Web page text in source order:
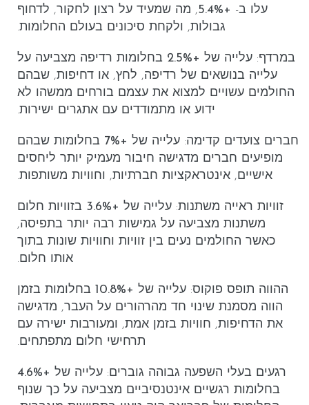
עלו ב- +5.4%
, מה שמעיד על רצון לחקור, לדחוף
גבולות, ולקחת סיכונים בעולם החלומות.
במרדף: עלייה של +2.5%
בחלומות רדיפה מצביעה על
עלייה בנושאים של רדיפה, לחץ, או דחיפות, שבהם
החולמים עשויים למצוא את עצמם בורחים ממשהו לא
ידוע או מתמודדים עם אתגרים ישירות.
חברים צועדים קדימה: עלייה של +7%
בחלומות שבהם
מופיעים חברים מדגישה חיבור מעמיק יותר ליחסים
אישיים, אינטראקציות חברתיות, וחוויות משותפות.
זוויות ראייה משתנות: עלייה של +3.6%
בזוויות חלום
משתנות מצביעה על גמישות רבה יותר בתפיסה,
כאשר החולמים נעים בין זוויות וחוויות שונות בתוך
אותו חלום.
ההווה תופס פוקוס: עלייה של +10.8%
בחלומות בזמן
הווה מסמנת שינוי חד מהרהורים על העבר, מדגישה
את הדחיפות, חוויות בזמן אמת, ומעורבות ישירה עם
תרחישי חלום מתפתחים.
רגעים בעלי השפעה גבוהה גוברים: עלייה של +4.6%
בחלומות רגשיים אינטנסיביים מצביעה על כך שנוף